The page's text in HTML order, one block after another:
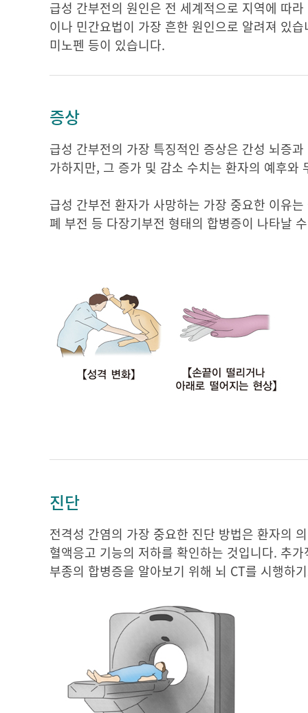
급성 간부전의 원인은 전 세계적으로 지역에 따
이나 민간요법이 가장 흔한 원인으로 알려져 있
미노펜 등이 있습니다.
증상
급성 간부전의 가장 특징적인 증상은 간성 뇌증
가하지만, 그 증가 및 감소 수치는 환자의 예후와
급성 간부전 환자가 사망하는 가장 중요한 이유
폐 부전 등 다장기부전 형태의 합병증이 나타날
진단
전격성 간염의 가장 중요한 진단 방법은 환자의
혈액응고 기능의 저하를 확인하는 것입니다. 추
부종의 합병증을 알아보기 위해 뇌 CT를 시행하